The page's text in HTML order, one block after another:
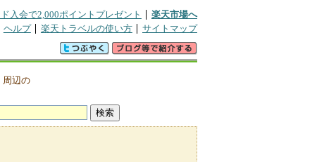
入会で2,000ポイントプレゼント
楽天市場へ
ヘルプ 楽天トラベルの使い方 サイトマップ
周辺の